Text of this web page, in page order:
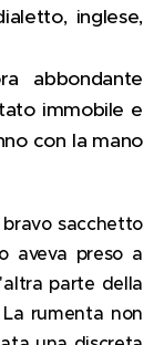
inglese,
abbondante
immobile e
con la mano
sacchetto
aveva preso a
parte della
rumenta non